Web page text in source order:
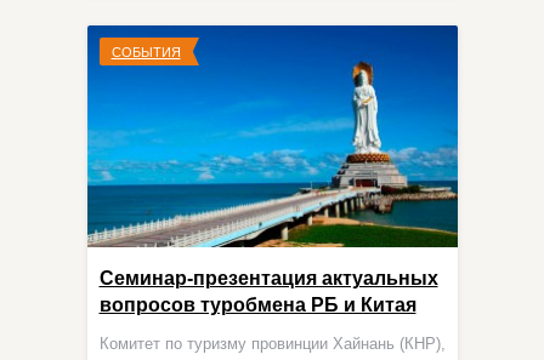
СОБЫТИЯ
Cеминар-презентация актуальных
вопросов туробмена РБ и Китая
Комитет по туризму провинции Хайнань (КНР),